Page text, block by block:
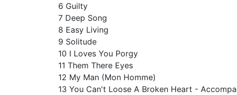
6 Guilty
7 Deep Song
8 Easy Living
9 Solitude
10 I Loves You Porgy
11 Them There Eyes
12 My Man (Mon Homme)
13 You Can't Loose A Broken Heart -